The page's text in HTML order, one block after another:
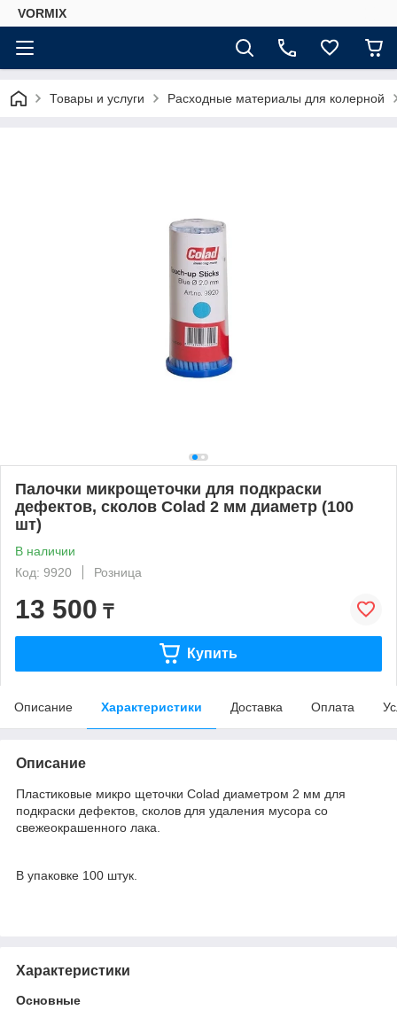
VORMIX
Товары и услуги Расходные материалы для колерной
Палочки микрощеточки для подкраски
дефектов, сколов Colad 2 мм диаметр (100
шт)
В наличии
Код: 9920
Розница
13 500 ₸
Купить
Описание Характеристики Доставка Оплата
Описание
Пластиковые микро щеточки Сolad диаметром 2 мм для
подкраски дефектов, сколов для удаления мусора со
свежеокрашенного лака.
В упаковке 100 штук.
Характеристики
Основные